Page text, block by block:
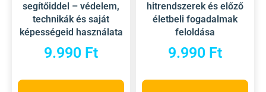
segítőiddel – védelem,
technikák és saját
képességeid használata
9.990 Ft
hitrendszerek és előző
életbeli fogadalmak
feloldása
9.990 Ft